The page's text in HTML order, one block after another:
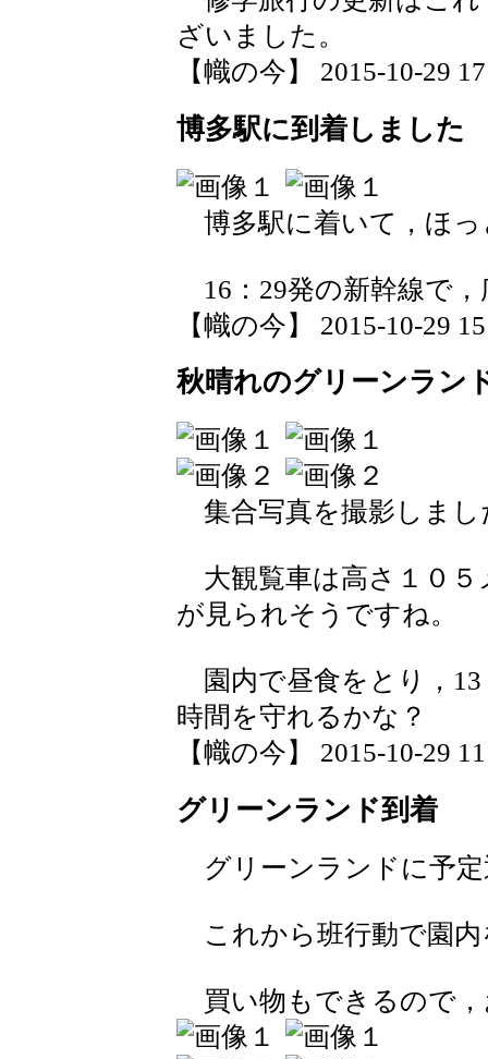
ざいました。
【幟の今】 2015-10-29
博多駅に到着しました
博多駅に着いて，ほっ
16：29発の新幹線で
【幟の今】 2015-10-29
秋晴れのグリーンラン
集合写真を撮影しまし
大観覧車は高さ１０５
が見られそうですね。
園内で昼食をとり，13
時間を守れるかな？
【幟の今】 2015-10-29
グリーンランド到着
グリーンランドに予
これから班行動で園内
買い物もできるので